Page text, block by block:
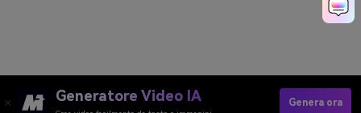
Generatore Video IA Genera ora